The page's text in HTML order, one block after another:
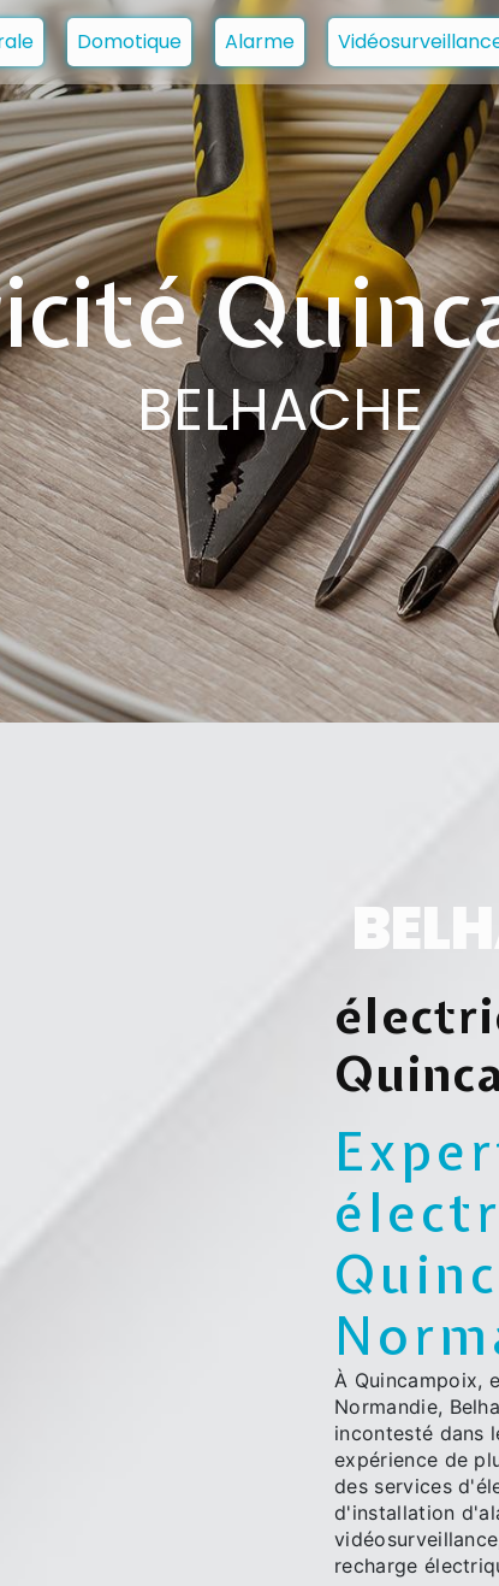
Domotique Alarme
BELHACHE
À Quincampoix,
Normandie,
incontesté dans
expérience de
des services
d'installation
recharge